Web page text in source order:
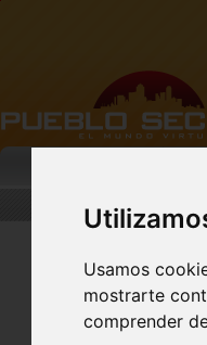
Usamos
mostrarte
comprender
FACEBOOK Pueblo
Secreto - CLIC AQUÍ